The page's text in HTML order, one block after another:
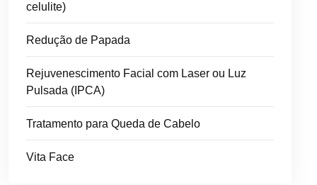
celulite)
Redução de Papada
Rejuvenescimento Facial com Laser ou Luz
Pulsada (IPCA)
Tratamento para Queda de Cabelo
Vita Face